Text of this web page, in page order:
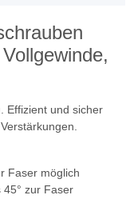
Effizient und sicher
Faser möglich
45° zur Faser